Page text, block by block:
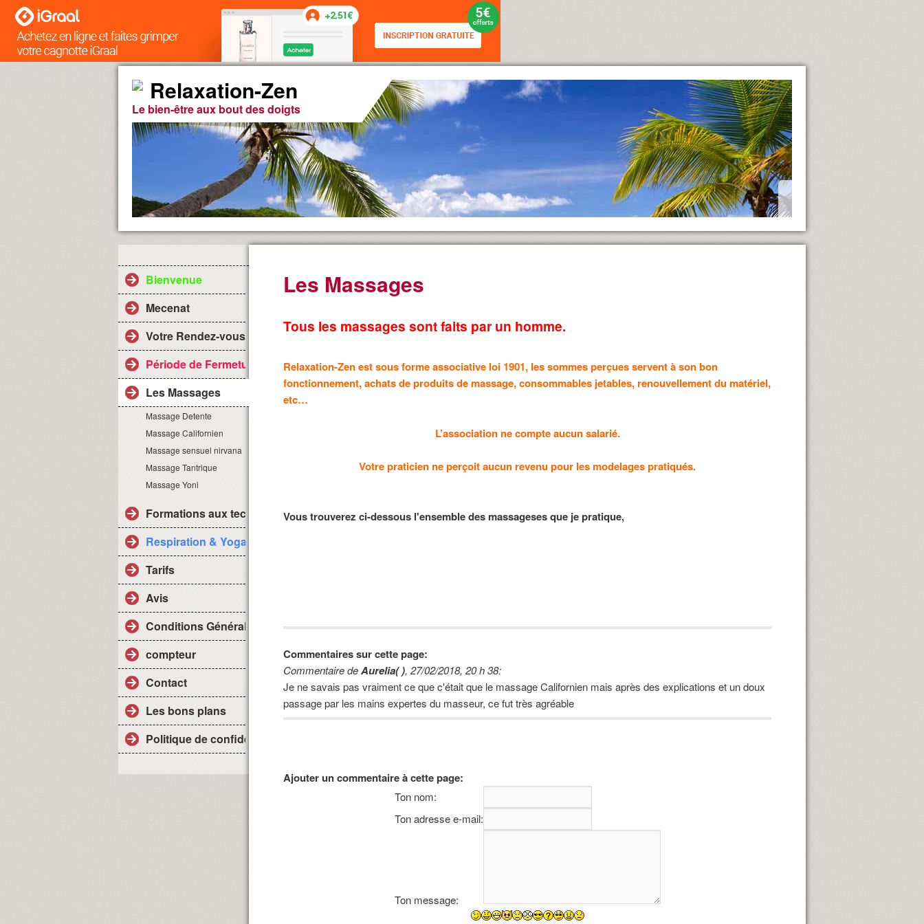
Relaxation-Zen
Le bien-être aux bout des doigts
Bienvenue
Mecenat
Votre Rendez-vous
Période de Fermeture
Les Massages
Massage Detente
Massage Californien
Massage sensuel nirvana
Massage Tantrique
Massage Yoni
Formations aux techniques de massage
Respiration & Yoga
Tarifs
Avis
Conditions Générales de vente
compteur
Contact
Les bons plans
Politique de confidentialité
Les Massages
Tous les massages sont faits par un homme.
Relaxation-Zen est sous forme associative loi 1901, les sommes perçues servent à son bon
fonctionnement, achats de produits de massage, consommables jetables, renouvellement du matériel,
etc…
L’association ne compte aucun salarié.
Votre praticien ne perçoit aucun revenu pour les modelages pratiqués.
Vous trouverez ci-dessous l'ensemble des massageses que je pratique,
Commentaires sur cette page:
Commentaire deAurelia( ), 27/02/2018, 20 h 38:
Je ne savais pas vraiment ce que c'était que le massage Californien mais après des explications et un doux
passage par les mains expertes du masseur, ce fut très agréable
Ajouter un commentaire à cette page:
Ton nom:
Ton adresse e-mail:
Ton message: